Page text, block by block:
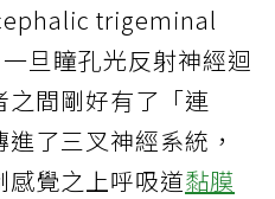
trigeminal
旦瞳孔光反射神經迴
之間剛好有了「連
了三叉神經系統，
覺之上呼吸道黏膜